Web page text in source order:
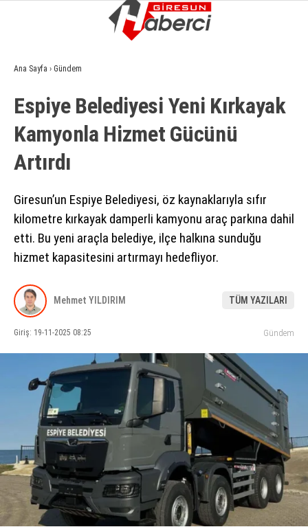
WhatsApp İhbar Hattı
Facebook
Instagram
GÜNDEM
EKONOMI
SIYASET
ASAYIŞ
SPOR
YAŞAM
SAĞLIK
KÜLTÜR SANAT
Ana Sayfa › Gündem
Espiye Belediyesi Yeni Kırkayak
Kamyonla Hizmet Gücünü
Artırdı
Giresun’un Espiye Belediyesi, öz kaynaklarıyla sıfır
kilometre kırkayak damperli kamyonu araç parkına dahil
etti. Bu yeni araçla belediye, ilçe halkına sunduğu
hizmet kapasitesini artırmayı hedefliyor.
Mehmet YILDIRIM TÜM YAZILARI
Giriş: 19-11-2025 08:25 Gündem